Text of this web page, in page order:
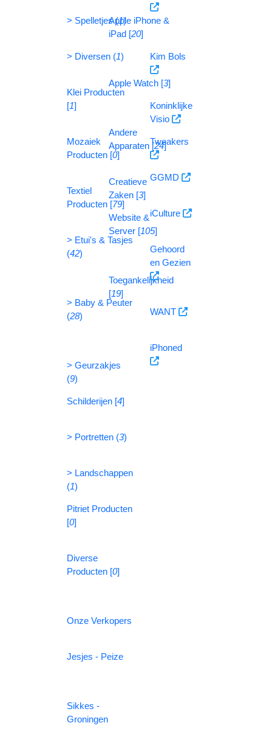
> Spelletjes (1)
> Diversen (1)
Klei Producten
[1]
Mozaiek
Producten [0]
Textiel
Producten [79]
> Etui's & Tasjes
(42)
> Baby & Peuter
(28)
> Geurzakjes
(9)
Schilderijen [4]
> Portretten (3)
> Landschappen
(1)
Pitriet Producten
[0]
Diverse
Producten [0]
Onze Verkopers
Jesjes - Peize
Sikkes -
Groningen
Apple iPhone &
iPad [20]
Apple Watch [3]
Andere
Apparaten [24]
Creatieve
Zaken [3]
Website &
Server [105]
Toegankelijkheid
[19]
Kim Bols
Koninklijke
Visio
Tweakers
GGMD
iCulture
Gehoord
en Gezien
WANT
iPhoned